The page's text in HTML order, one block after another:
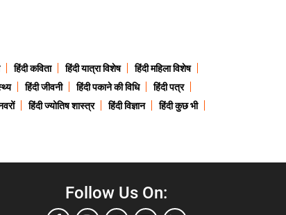
हिंदी कविता हिंदी यात्रा विशेष
हिंदी महिला विशेष
हिंदी जीवनी हिंदी पकाने की विधि
हिंदी पत्र
हिंदी ज्योतिष शास्त्र हिंदी विज्ञान
हिंदी कुछ भी
Follow Us On: